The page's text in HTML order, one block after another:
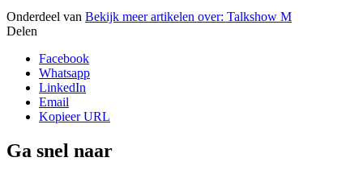
Onderdeel van Bekijk meer artikelen over: Talkshow M
Delen
Facebook
Whatsapp
LinkedIn
Email
Kopieer URL
Ga snel naar